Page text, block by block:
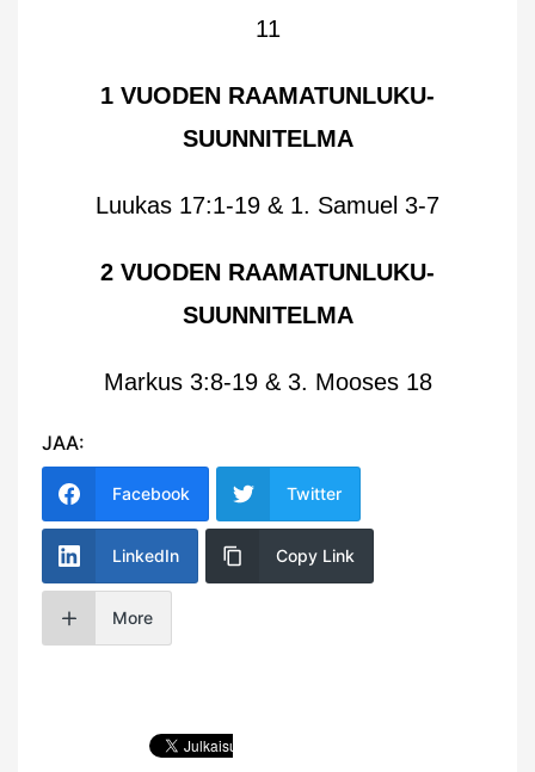
11
1 VUODEN RAAMATUNLUKU-
SUUNNITELMA
Luukas 17:1-19 & 1. Samuel 3-7
2 VUODEN RAAMATUNLUKU-
SUUNNITELMA
Markus 3:8-19 & 3. Mooses 18
JAA:
Facebook Twitter
LinkedIn Copy Link
More